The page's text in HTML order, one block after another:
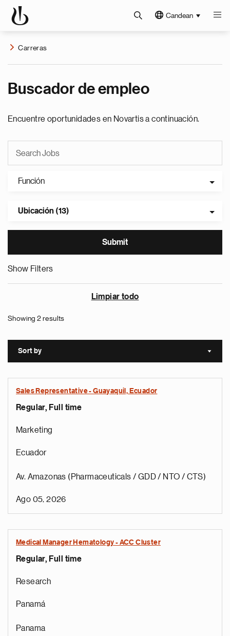
Candean
Carreras
Buscador de empleo
Encuentre oportunidades en Novartis a continuación.
Función
Ubicación (13)
Show Filters
Limpiar todo
Showing 2 results
Sort by Sort
Sales Representative - Guayaquil, Ecuador
Regular, Full time
Marketing
Ecuador
Av. Amazonas (Pharmaceuticals / GDD / NTO / CTS)
Ago 05, 2026
Medical Manager Hematology - ACC Cluster
Regular, Full time
Research
Panamá
Panama